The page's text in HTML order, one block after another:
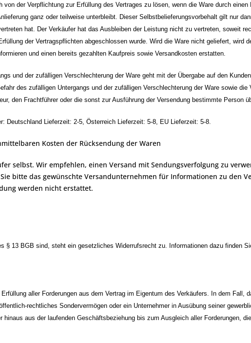
von der Verpflichtung zur Erfüllung des Vertrages zu lösen, wenn die Ware durch einen
ganz oder teilweise unterbleibt. Dieser Selbstbelieferungsvorbehalt gilt nur
hat. Der Verkäufer hat das Ausbleiben der Leistung nicht zu vertreten, soweit
der Vertragspflichten abgeschlossen wurde. Wird die Ware nicht geliefert, wird
und einen bereits gezahlten Kaufpreis sowie Versandkosten erstatten.
und der zufälligen Verschlechterung der Ware geht mit der Übergabe auf den
des zufälligen Untergangs und der zufälligen Verschlechterung der Ware sowie die
den Frachtführer oder die sonst zur Ausführung der Versendung bestimmte Person
Deutschland Lieferzeit: 2-5, Österreich Lieferzeit: 5-8, EU Lieferzeit: 5-8.
Kosten der Rücksendung der Waren
selbst. Wir empfehlen, einen Versand mit Sendungsverfolgung zu
bitte das gewünschte Versandunternehmen für Informationen zu den
werden nicht erstattet.
§ 13 BGB sind, steht ein gesetzliches Widerrufsrecht zu. Informationen dazu finden
aller Forderungen aus dem Vertrag im Eigentum des Verkäufers. In dem Fall,
rechtliches Sondervermögen oder ein Unternehmer in Ausübung seiner
hinaus aus der laufenden Geschäftsbeziehung bis zum Ausgleich aller Forderungen,